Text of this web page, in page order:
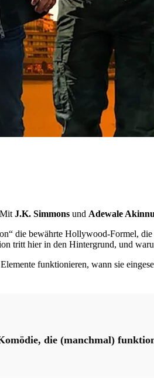
J.K. Simmons und Adewale
die bewährte Hollywood-Formel,
tritt hier in den Hintergrund, und
funktionieren, wann sie
die (manchmal)